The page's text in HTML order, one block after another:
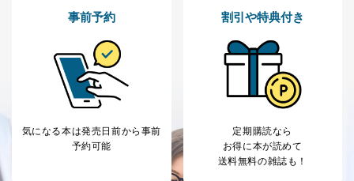
本人の同意を得ることなく第三者に提供することはあり
ません。ただし、次の場合は除きます。
法令に基づく場合
人の生命､身体または財産の保護のために必要がある
き。
公衆衛生の向上または児童の健全な育成の推進のため
に特に必要がある場合であって、本人の同意を得るこ
事前予約
気になる本は発売日前から事前
予約可能
割引や特典付き
定期購読なら
お得に本が読めて
送料無料の雑誌も！